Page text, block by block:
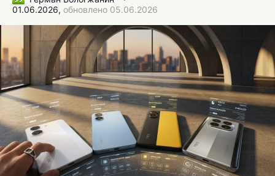
01.06.2026, обновлено 05.06.2026